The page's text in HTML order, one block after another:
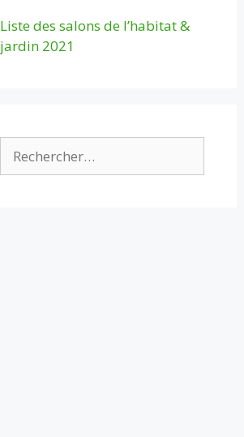
Liste des salons de l’habitat &
jardin 2021